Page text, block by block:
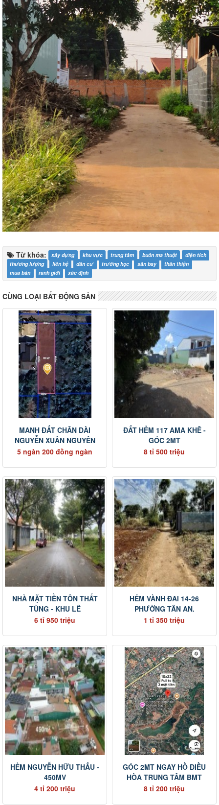
Từ khóa: xây dựng khu vực trung tâm buôn ma thuột
diện tích
thương lượng
liên hệ dân cư trường học sân bay
thân thiện
mua bán
ranh giới xác định
CÙNG LOẠI BẤT ĐỘNG SẢN
MANH ĐẤT CHÂN DÀI
NGUYỄN XUÂN NGUYÊN
5 ngàn 200 đồng ngàn
ĐẤT HẺM 117 AMA KHÊ -
GÓC 2MT
8 tỉ 500 triệu
NHÀ MẶT TIỀN TÔN THẤT
TÙNG - KHU LÊ
6 tỉ 950 triệu
HẺM VÀNH ĐAI 14-26
PHƯỜNG TÂN AN.
1 tỉ 350 triệu
HẺM NGUYỄN HỮU THẤU -
450MV
4 tỉ 200 triệu
GÓC 2MT NGAY HỒ ĐIỀU
HÒA TRUNG TÂM BMT
8 tỉ 200 triệu